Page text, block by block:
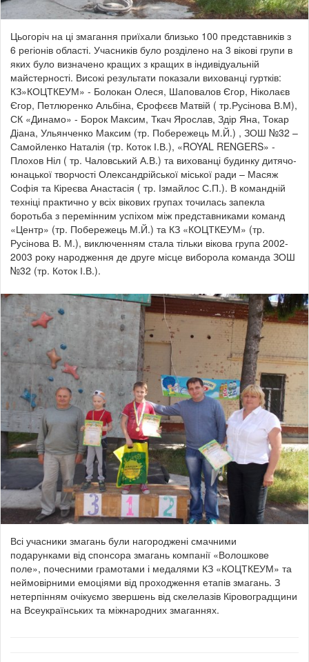
Цьогоріч на ці змагання приїхали близько 100 представників з
6 регіонів області. Учасників було розділено на 3 вікові групи в
яких було визначено кращих з кращих в індивідуальній
майстерності. Високі результати показали вихованці гуртків:
КЗ»КОЦТКЕУМ» - Болокан Олеся, Шаповалов Єгор, Ніколаєв
Єгор, Петлюренко Альбіна, Єрофєєв Матвій ( тр.Русінова В.М),
СК «Динамо» - Борок Максим, Ткач Ярослав, Здір Яна, Токар
Діана, Ульянченко Максим (тр. Побережець М.Й.) , ЗОШ №32 –
Самойленко Наталія (тр. Коток І.В.), «ROYAL RENGERS» -
Плохов Ніл ( тр. Чаловський А.В.) та вихованці будинку дитячо-
юнацької творчості Олександрійської міської ради – Масяж
Софія та Кіреєва Анастасія ( тр. Ізмайлос С.П.). В командній
техніці практично у всіх вікових групах точилась запекла
боротьба з перемінним успіхом між представниками команд
«Центр» (тр. Побережець М.Й.) та КЗ «КОЦТКЕУМ» (тр.
Русінова В. М.), виключенням стала тільки вікова група 2002-
2003 року народження де друге місце виборола команда ЗОШ
№32 (тр. Коток І.В.).
Всі учасники змагань були нагороджені смачними
подарунками від спонсора змагань компанії «Волошкове
поле», почесними грамотами і медалями КЗ «КОЦТКЕУМ» та
неймовірними емоціями від проходження етапів змагань. З
нетерпінням очікуємо звершень від скелелазів Кіровоградщини
на Всеукраїнських та міжнародних змаганнях.